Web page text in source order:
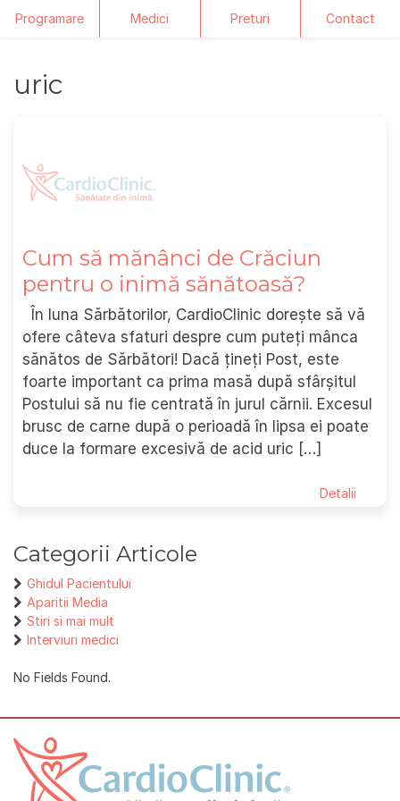
Programare Medici Preturi Contact
uric
Cum să mănânci de Crăciun
pentru o inimă sănătoasă?
În luna Sărbătorilor, CardioClinic dorește să vă
ofere câteva sfaturi despre cum puteți mânca
sănătos de Sărbători! Dacă țineți Post, este
foarte important ca prima masă după sfârșitul
Postului să nu fie centrată în jurul cărnii. Excesul
brusc de carne după o perioadă în lipsa ei poate
duce la formare excesivă de acid uric […]
Detalii
Categorii Articole
Ghidul Pacientului
Aparitii Media
Stiri si mai mult
Interviuri medici
No Fields Found.